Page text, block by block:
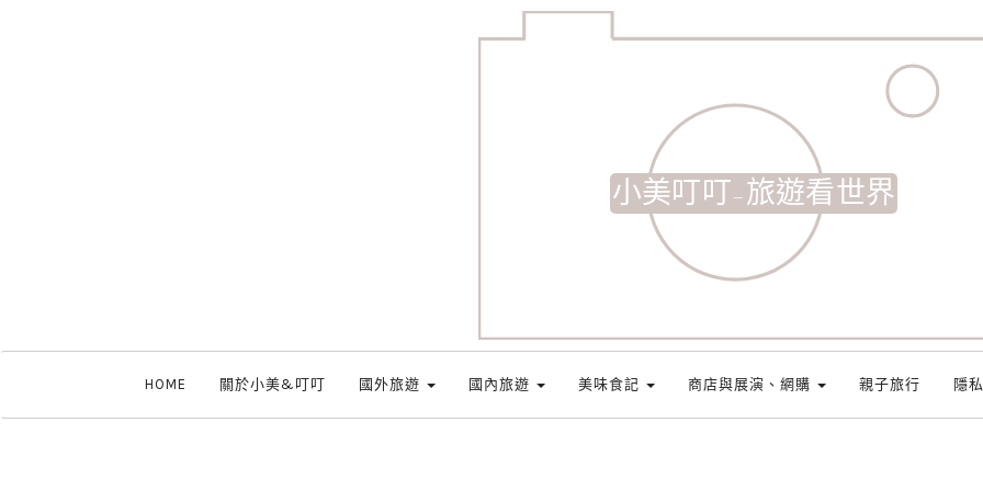
小美叮叮-旅遊看世界
HOME 關於小美&叮叮 國外旅遊 國內旅遊 美味食記 商店與展演、網購 親子旅行 隱